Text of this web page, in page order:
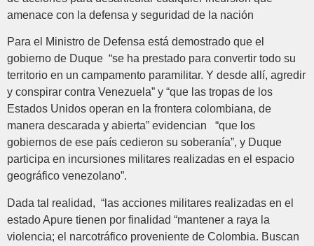
amenace con la defensa y seguridad de la nación
Para el Ministro de Defensa está demostrado que el
gobierno de Duque “se ha prestado para convertir todo su
territorio en un campamento paramilitar. Y desde allí, agredir
y conspirar contra Venezuela” y “que las tropas de los
Estados Unidos operan en la frontera colombiana, de
manera descarada y abierta” evidencian “que los
gobiernos de ese país cedieron su soberanía”, y Duque
participa en incursiones militares realizadas en el espacio
geográfico venezolano”.
Dada tal realidad, “las acciones militares realizadas en el
estado Apure tienen por finalidad “mantener a raya la
violencia; el narcotráfico proveniente de Colombia. Buscan